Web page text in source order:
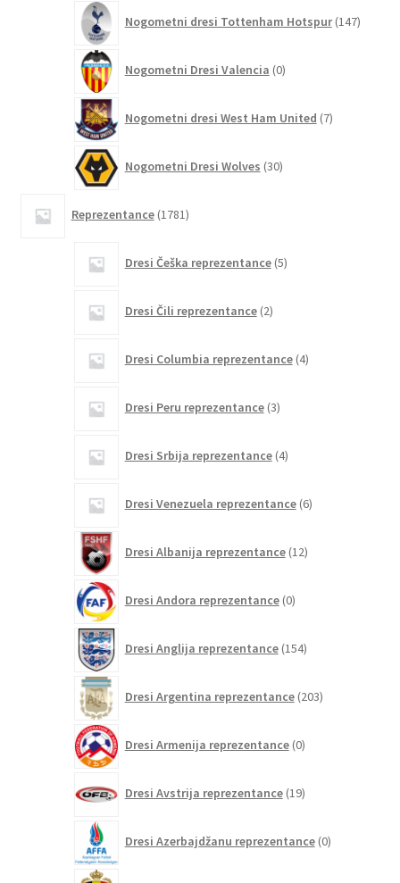
Nogometni dresi Tottenham Hotspur 147
Nogometni Dresi Valencia 0izdelkov
Nogometni dresi West Ham United 7izdelkov
Nogometni Dresi Wolves 30izdelkov
Reprezentance 1781izdelkov
Dresi Češka reprezentance 5izdelkov
Dresi Čili reprezentance 2izdelka
Dresi Columbia reprezentance 4izdelki
Dresi Peru reprezentance 3izdelki
Dresi Srbija reprezentance 4izdelki
Dresi Venezuela reprezentance 6izdelkov
Dresi Albanija reprezentance 12izdelkov
Dresi Andora reprezentance 0izdelkov
Dresi Anglija reprezentance 154izdelkov
Dresi Argentina reprezentance 203izdelki
Dresi Armenija reprezentance 0izdelkov
Dresi Avstrija reprezentance 19izdelkov
Dresi Azerbajdžanu reprezentance 0izdelkov